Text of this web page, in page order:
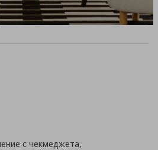
с чекмеджета,